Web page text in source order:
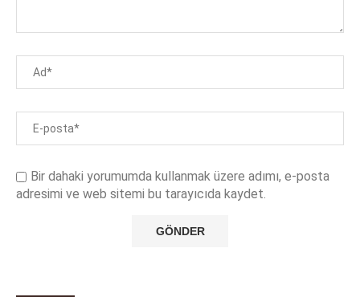
Bir dahaki yorumumda kullanmak üzere adımı, e-posta
adresimi ve web sitemi bu tarayıcıda kaydet.